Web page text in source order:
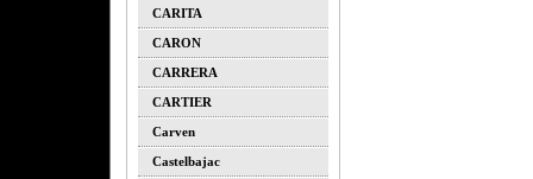
CARITA
CARON
CARRERA
CARTIER
Carven
Castelbajac